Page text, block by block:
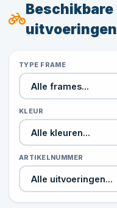
Beschikbare
uitvoeringen
TYPE FRAME
KLEUR
ARTIKELNUMMER